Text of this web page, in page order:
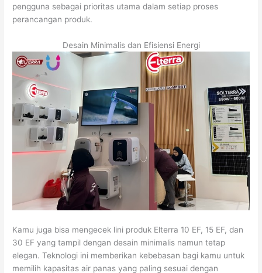
pengguna sebagai prioritas utama dalam setiap proses
perancangan produk.
Desain Minimalis dan Efisiensi Energi
Kamu juga bisa mengecek lini produk Elterra 10 EF, 15 EF, dan
30 EF yang tampil dengan desain minimalis namun tetap
elegan. Teknologi ini memberikan kebebasan bagi kamu untuk
memilih kapasitas air panas yang paling sesuai dengan